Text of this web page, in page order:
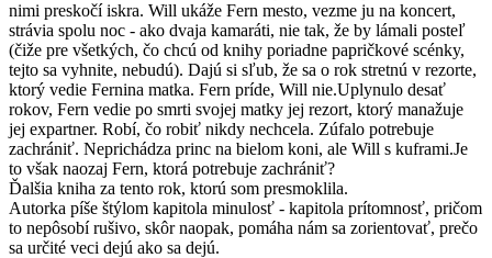
nimi preskočí iskra. Will ukáže Fern mesto, vezme ju na koncert,
strávia spolu noc - ako dvaja kamaráti, nie tak, že by lámali posteľ
(čiže pre všetkých, čo chcú od knihy poriadne papričkové scénky,
tejto sa vyhnite, nebudú). Dajú si sľub, že sa o rok stretnú v rezorte,
ktorý vedie Fernina matka. Fern príde, Will nie.Uplynulo desať
rokov, Fern vedie po smrti svojej matky jej rezort, ktorý manažuje
jej expartner. Robí, čo robiť nikdy nechcela. Zúfalo potrebuje
zachrániť. Neprichádza princ na bielom koni, ale Will s kuframi.Je
to však naozaj Fern, ktorá potrebuje zachrániť?
Ďalšia kniha za tento rok, ktorú som presmoklila.
Autorka píše štýlom kapitola minulosť - kapitola prítomnosť, pričom
to nepôsobí rušivo, skôr naopak, pomáha nám sa zorientovať, prečo
sa určité veci dejú ako sa dejú.